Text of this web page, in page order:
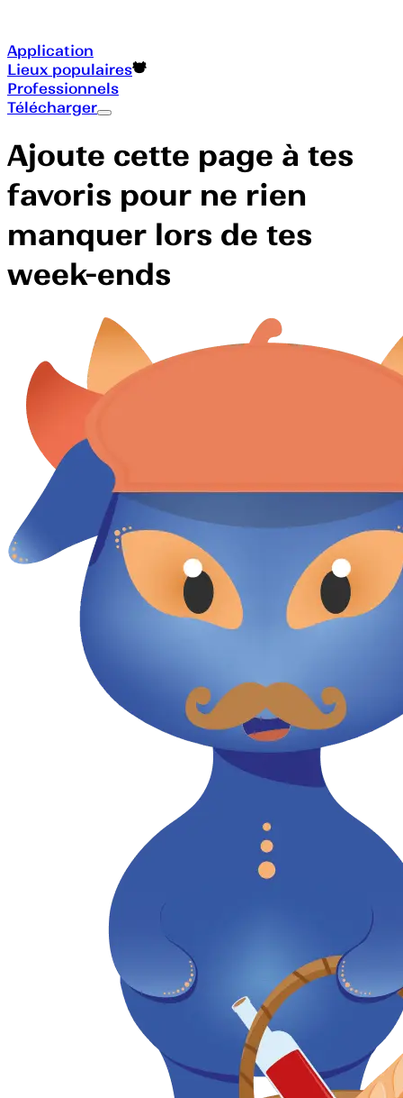
Application
Lieux populaires
Professionnels
Télécharger
Ajoute cette page à tes
favoris pour ne rien
manquer lors de tes
week-ends